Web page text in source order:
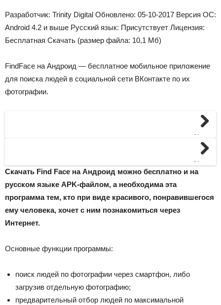
Разработчик: Trinity Digital Обновлено: 05-10-2017 Версия ОС:
Android 4.2 и выше Русский язык: Присутствует Лицензия:
Бесплатная Скачать (размер файла: 10,1 Мб)
FindFace на Андроид — бесплатное мобильное приложение
для поиска людей в социальной сети ВКонтакте по их
фотографии.
Next
Next
Скачать Find Face на Андроид можно бесплатно и на
русском языке APK-файлом, а необходима эта
программа тем, кто при виде красивого, понравившегося
ему человека, хочет с ним познакомиться через
Интернет.
Основные функции программы:
поиск людей по фотографии через смартфон, либо
загрузив отдельную фотографию;
предварительный отбор людей по максимальной